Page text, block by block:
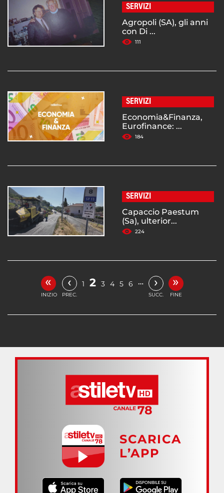
SERVIZI
Agropoli (SA), gli anni
con Di ...
111
SERVIZI
Economia&Finanza,
Eurofinance: ...
184
SERVIZI
Capaccio Paestum
(Sa), ulterior...
224
«
INIZIO
‹
PREC.
1 2 3 4 5 6 … ›
SUCC.
»
FINE
SCARICA
L’APP